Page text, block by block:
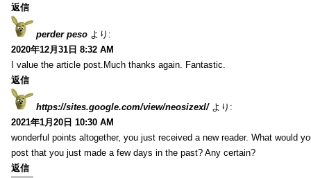
返信
perder peso より:
2020年12月31日 8:32 AM
I value the article post.Much thanks again. Fantastic.
返信
https://sites.google.com/view/neosizexl/ より:
2021年1月20日 10:30 AM
wonderful points altogether, you just received a new reader. What would
post that you just made a few days in the past? Any certain?
返信